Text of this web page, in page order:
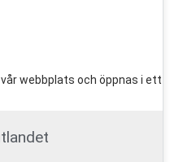
webbplats och öppnas i ett